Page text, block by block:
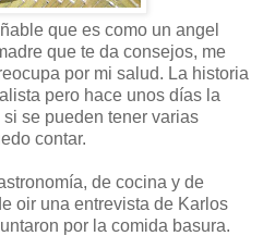
que es como un angel
que te da consejos, me
por mi salud. La historia
pero hace unos días la
se pueden tener varias
contar.
de cocina y de
oir una entrevista de Karlos
por la comida basura.